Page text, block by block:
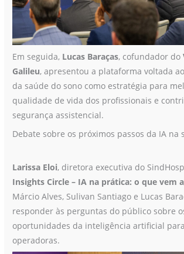
Em seguida, Lucas Baraças, cofundador do
Galileu, apresentou a plataforma voltada
da saúde do sono como estratégia para
qualidade de vida dos profissionais e
segurança assistencial.
Debate sobre os próximos passos da IA na
Larissa Eloi, diretora executiva do
Insights Circle – IA na prática: o que vem
Márcio Alves, Sulivan Santiago e Lucas
responder às perguntas do público sobre
oportunidades da inteligência artificial
operadoras.